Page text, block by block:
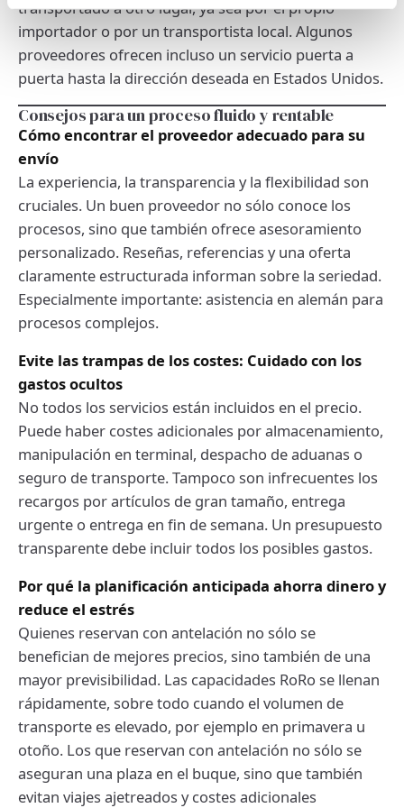
transportado a otro lugar, ya sea por el propio
importador o por un transportista local. Algunos
proveedores ofrecen incluso un servicio puerta a
puerta hasta la dirección deseada en Estados Unidos.
Consejos para un proceso fluido y rentable
Cómo encontrar el proveedor adecuado para su
envío
La experiencia, la transparencia y la flexibilidad son
cruciales. Un buen proveedor no sólo conoce los
procesos, sino que también ofrece asesoramiento
personalizado. Reseñas, referencias y una oferta
claramente estructurada informan sobre la seriedad.
Especialmente importante: asistencia en alemán para
procesos complejos.
Evite las trampas de los costes: Cuidado con los
gastos ocultos
No todos los servicios están incluidos en el precio.
Puede haber costes adicionales por almacenamiento,
manipulación en terminal, despacho de aduanas o
seguro de transporte. Tampoco son infrecuentes los
recargos por artículos de gran tamaño, entrega
urgente o entrega en fin de semana. Un presupuesto
transparente debe incluir todos los posibles gastos.
Por qué la planificación anticipada ahorra dinero y
reduce el estrés
Quienes reservan con antelación no sólo se
benefician de mejores precios, sino también de una
mayor previsibilidad. Las capacidades RoRo se llenan
rápidamente, sobre todo cuando el volumen de
transporte es elevado, por ejemplo en primavera u
otoño. Los que reservan con antelación no sólo se
aseguran una plaza en el buque, sino que también
evitan viajes ajetreados y costes adicionales